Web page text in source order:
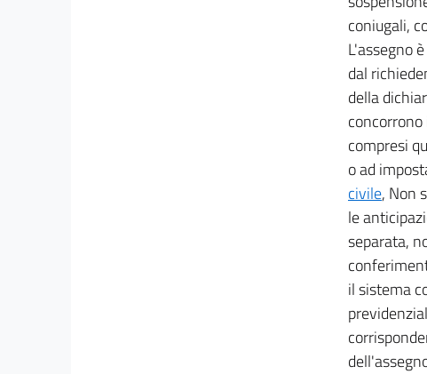
coniugali,
L'assegno
dal
della
compresi
o ad
civile, Non
le
separata,
il sistema